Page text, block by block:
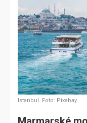
Istanbul. Foto: Pixabay